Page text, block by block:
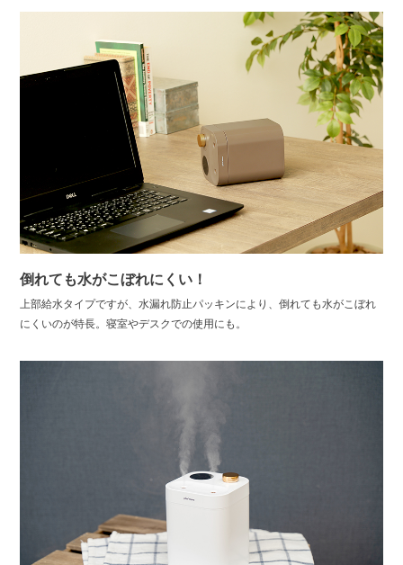
倒れても水がこぼれにくい！
上部給水タイプですが、水漏れ防止パッキンにより、倒れても水がこぼれ
にくいのが特長。寝室やデスクでの使用にも。